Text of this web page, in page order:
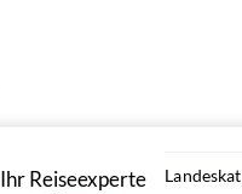
Ihr Reiseexperte